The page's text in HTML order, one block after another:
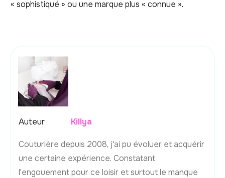
« sophistiqué » ou une marque plus « connue ».
Auteur Killya
Couturière depuis 2008, j'ai pu évoluer et acquérir
une certaine expérience. Constatant
l'engouement pour ce loisir et surtout le manque